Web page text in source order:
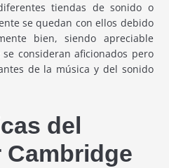
tiendas de sonido o
se quedan con ellos debido
bien, siendo apreciable
consideran aficionados pero
de la música y del sonido
del